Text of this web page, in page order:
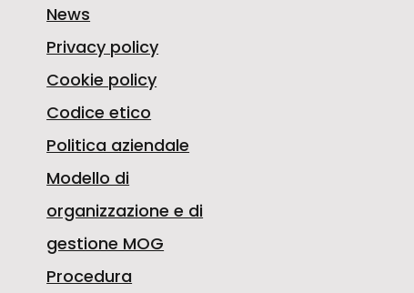
News
Privacy policy
Cookie policy
Codice etico
Politica aziendale
Modello di
organizzazione e di
gestione MOG
Procedura